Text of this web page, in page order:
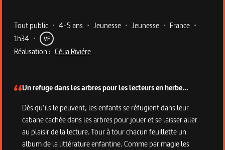
Metadata du programme
Tout public • 4-5 ans • Jeunesse • Jeunesse • France •
1h34 • VF
Réalisation : Célia Riviére
Un refuge dans les arbres pour les lecteurs en herbe…
Dès qu’ils le peuvent, les enfants se réfugient dans leur
cabane cachée dans les arbres pour jouer et se laisser aller
au plaisir de la lecture. Tour à tour chacun feuillette un
album de la littérature enfantine. Comme par magie les